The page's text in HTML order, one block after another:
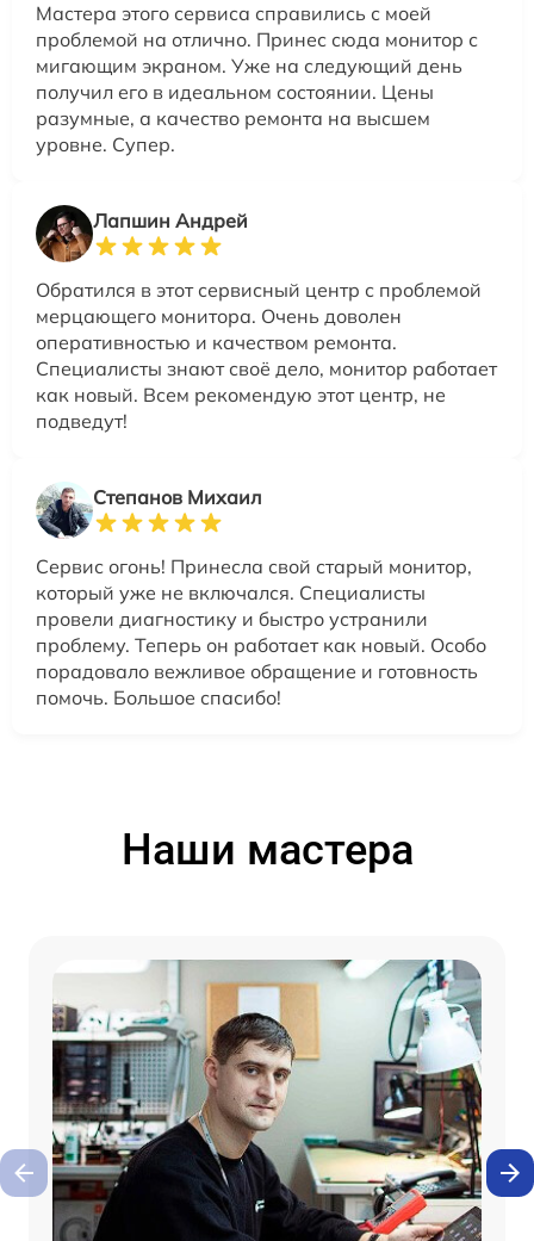
Мастера этого сервиса справились с моей
проблемой на отлично. Принес сюда монитор с
мигающим экраном. Уже на следующий день
получил его в идеальном состоянии. Цены
разумные, а качество ремонта на высшем
уровне. Супер.
Лапшин Андрей
Обратился в этот сервисный центр с проблемой
мерцающего монитора. Очень доволен
оперативностью и качеством ремонта.
Специалисты знают своё дело, монитор работает
как новый. Всем рекомендую этот центр, не
подведут!
Степанов Михаил
Сервис огонь! Принесла свой старый монитор,
который уже не включался. Специалисты
провели диагностику и быстро устранили
проблему. Теперь он работает как новый. Особо
порадовало вежливое обращение и готовность
помочь. Большое спасибо!
Наши мастера